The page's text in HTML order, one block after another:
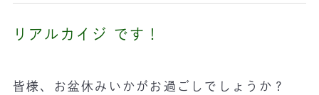
リアルカイジ です！
皆様、お盆休みいかがお過ごしでしょうか？